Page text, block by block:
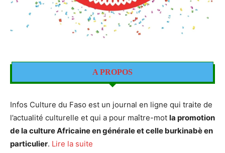
A PROPOS
Infos Culture du Faso est un journal en ligne qui traite de
l’actualité culturelle et qui a pour maître-mot la promotion
de la culture Africaine en générale et celle burkinabè en
particulier. Lire la suite